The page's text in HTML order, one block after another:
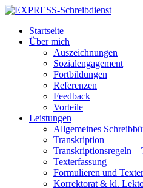
Startseite
Über mich
Auszeichnungen
Sozialengagement
Fortbildungen
Referenzen
Feedback
Vorteile
Leistungen
Allgemeines
Transkription
Transkriptionsregeln
Texterfassung
Formulieren und
Korrektorat & kl.